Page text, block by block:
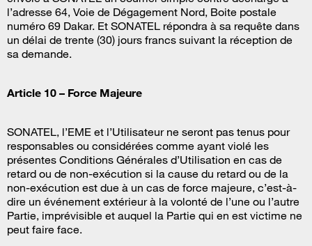
l’adresse 64, Voie de Dégagement Nord, Boite postale
numéro 69 Dakar. Et SONATEL répondra à sa requête dans
un délai de trente (30) jours francs suivant la réception de
sa demande.
Article 10 – Force Majeure
SONATEL, l’EME et l’Utilisateur ne seront pas tenus pour
responsables ou considérées comme ayant violé les
présentes Conditions Générales d’Utilisation en cas de
retard ou de non-exécution si la cause du retard ou de la
non-exécution est due à un cas de force majeure, c’est-à-
dire un événement extérieur à la volonté de l’une ou l’autre
Partie, imprévisible et auquel la Partie qui en est victime ne
peut faire face.